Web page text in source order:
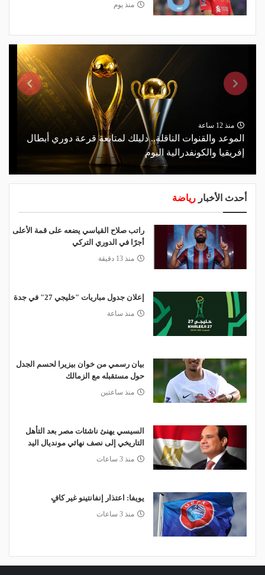
منذ يوم
منذ 12 ساعة
الموعد والقنوات الناقلة.. دليلك لمتابعة قرعة دوري أبطال
إفريقيا والكونفدرالية اليوم
أحدث الأخبار رياضة
راتب صلاح القياسي يضعه على قمة الأعلى
أجرًا في الدوري التركي
منذ 13 دقيقة
إعلان جدول مباريات "خليجي 27" في جدة
منذ ساعة
بيان رسمي من خوان بيزيرا لحسم الجدل
حول مستقبله مع الزمالك
منذ ساعتين
السيسي يهنئ ناشئات مصر بعد التأهل
التاريخي إلى نصف نهائي مونديال اليد
منذ 3 ساعات
يويفا: اعتذار إنفانتينو غير كافٍ
منذ 3 ساعات